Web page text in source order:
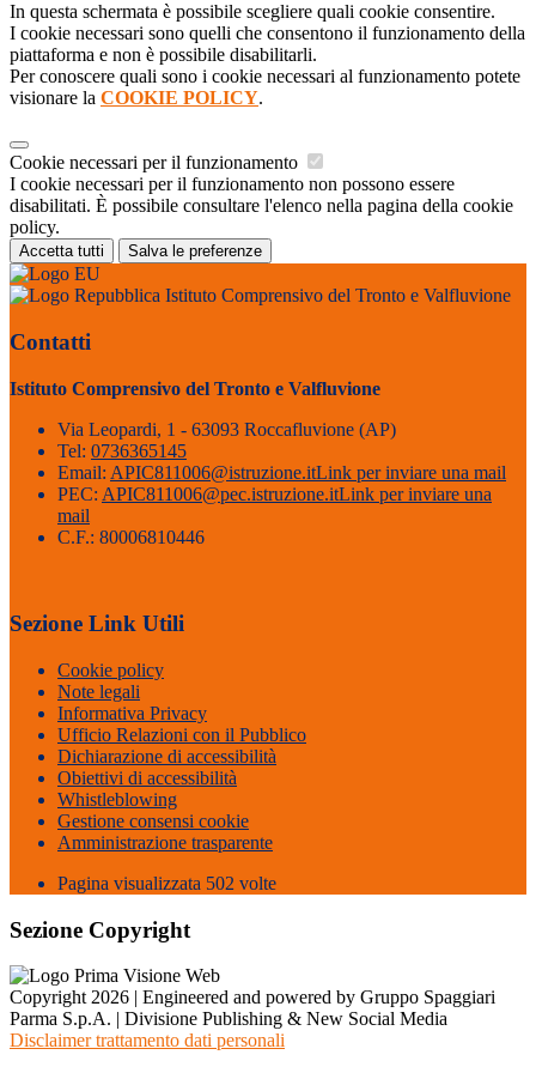
In questa schermata è possibile scegliere quali cookie consentire.
I cookie necessari sono quelli che consentono il funzionamento della
piattaforma e non è possibile disabilitarli.
Per conoscere quali sono i cookie necessari al funzionamento potete
visionare la COOKIE POLICY.
Cookie necessari per il funzionamento
I cookie necessari per il funzionamento non possono essere
disabilitati. È possibile consultare l'elenco nella pagina della cookie
policy.
Accetta tutti Salva le preferenze
Istituto Comprensivo del Tronto e Valfluvione
Contatti
Istituto Comprensivo del Tronto e Valfluvione
Via Leopardi, 1 - 63093 Roccafluvione (AP)
Tel: 0736365145
Email: APIC811006@istruzione.itLink per inviare una mail
PEC: APIC811006@pec.istruzione.itLink per inviare una
mail
C.F.: 80006810446
Sezione Link Utili
Cookie policy
Note legali
Informativa Privacy
Ufficio Relazioni con il Pubblico
Dichiarazione di accessibilità
Obiettivi di accessibilità
Whistleblowing
Gestione consensi cookie
Amministrazione trasparente
Pagina visualizzata 502 volte
Sezione Copyright
Copyright 2026 | Engineered and powered by Gruppo Spaggiari
Parma S.p.A. | Divisione Publishing & New Social Media
Disclaimer trattamento dati personali